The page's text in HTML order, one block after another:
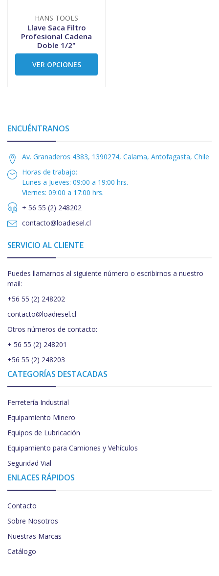
HANS TOOLS
Llave Saca Filtro
Profesional Cadena
Doble 1/2"
VER OPCIONES
ENCUÉNTRANOS
Av. Granaderos 4383, 1390274, Calama, Antofagasta, Chile
Horas de trabajo:
Lunes a Jueves: 09:00 a 19:00 hrs.
Viernes: 09:00 a 17:00 hrs.
+ 56 55 (2) 248202
contacto@loadiesel.cl
SERVICIO AL CLIENTE
Puedes llamarnos al siguiente número o escribirnos a nuestro
mail:
+56 55 (2) 248202
contacto@loadiesel.cl
Otros números de contacto:
+ 56 55 (2) 248201
+56 55 (2) 248203
CATEGORÍAS DESTACADAS
Ferretería Industrial
Equipamiento Minero
Equipos de Lubricación
Equipamiento para Camiones y Vehículos
Seguridad Vial
ENLACES RÁPIDOS
Contacto
Sobre Nosotros
Nuestras Marcas
Catálogo